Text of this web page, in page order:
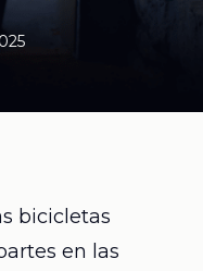
bicicletas
en las